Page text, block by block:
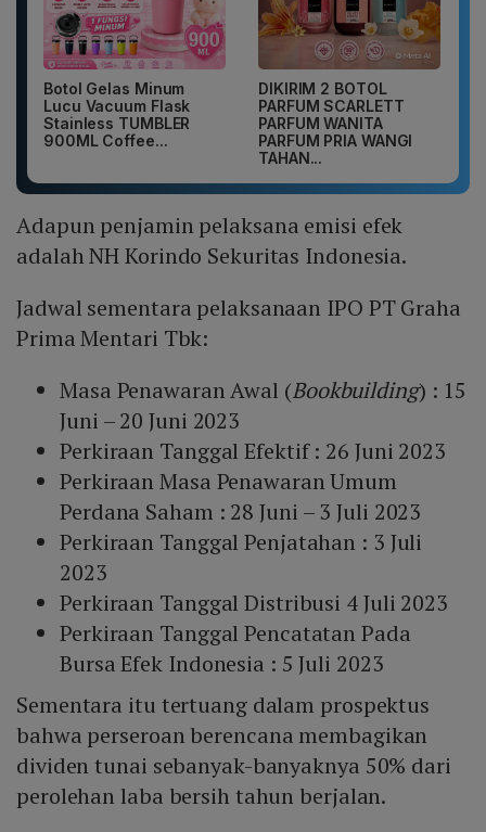
Botol Gelas Minum
Lucu Vacuum Flask
Stainless TUMBLER
900ML Coffee...
DIKIRIM 2 BOTOL
PARFUM SCARLETT
PARFUM WANITA
PARFUM PRIA WANGI
TAHAN...
Adapun penjamin pelaksana emisi efek
adalah NH Korindo Sekuritas Indonesia.
Jadwal sementara pelaksanaan IPO PT Graha
Prima Mentari Tbk:
Masa Penawaran Awal (Bookbuilding) : 15
Juni – 20 Juni 2023
Perkiraan Tanggal Efektif : 26 Juni 2023
Perkiraan Masa Penawaran Umum
Perdana Saham : 28 Juni – 3 Juli 2023
Perkiraan Tanggal Penjatahan : 3 Juli
2023
Perkiraan Tanggal Distribusi 4 Juli 2023
Perkiraan Tanggal Pencatatan Pada
Bursa Efek Indonesia : 5 Juli 2023
Sementara itu tertuang dalam prospektus
bahwa perseroan berencana membagikan
dividen tunai sebanyak-banyaknya 50% dari
perolehan laba bersih tahun berjalan.